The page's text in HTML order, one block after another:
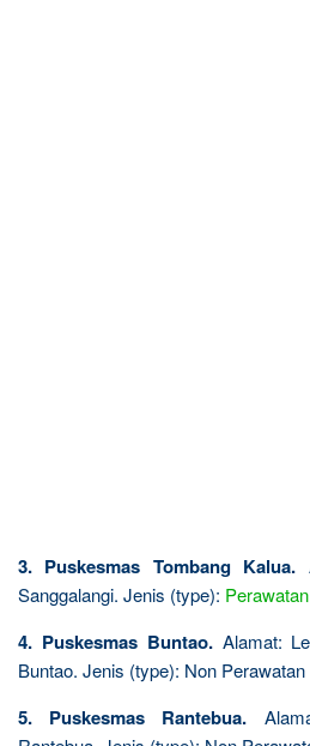
3. Puskesmas Tombang Kalua.
Sanggalangi. Jenis (type): Perawatan
4. Puskesmas Buntao.Alamat:
Buntao. Jenis (type): Non Perawatan
5. Puskesmas Rantebua.